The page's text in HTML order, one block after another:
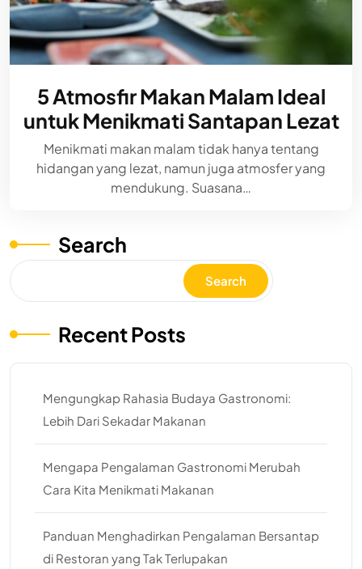
5 Atmosfir Makan Malam Ideal
untuk Menikmati Santapan Lezat
Menikmati makan malam tidak hanya tentang
hidangan yang lezat, namun juga atmosfer yang
mendukung. Suasana…
Search
Search
Recent Posts
Mengungkap Rahasia Budaya Gastronomi:
Lebih Dari Sekadar Makanan
Mengapa Pengalaman Gastronomi Merubah
Cara Kita Menikmati Makanan
Panduan Menghadirkan Pengalaman Bersantap
di Restoran yang Tak Terlupakan